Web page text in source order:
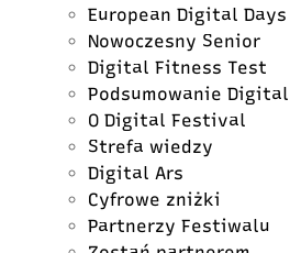
European Digital Days
Nowoczesny Senior
Digital Fitness Test
Podsumowanie
O Digital Festival
Strefa wiedzy
Digital Ars
Cyfrowe zniżki
Partnerzy Festiwalu